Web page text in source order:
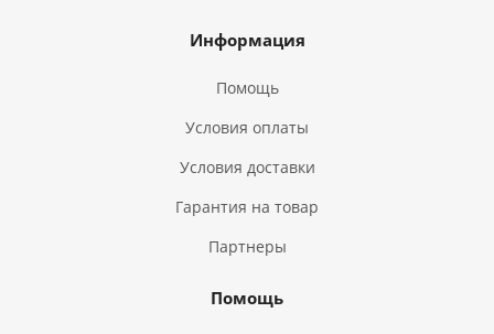
Информация
Помощь
Условия оплаты
Условия доставки
Гарантия на товар
Партнеры
Помощь